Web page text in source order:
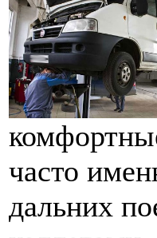
часто
дальних